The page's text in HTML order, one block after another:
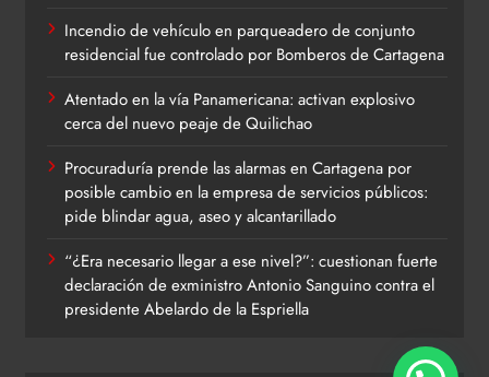
Incendio de vehículo en parqueadero de conjunto
residencial fue controlado por Bomberos de Cartagena
Atentado en la vía Panamericana: activan explosivo
cerca del nuevo peaje de Quilichao
Procuraduría prende las alarmas en Cartagena por
posible cambio en la empresa de servicios públicos:
pide blindar agua, aseo y alcantarillado
“¿Era necesario llegar a ese nivel?”: cuestionan fuerte
declaración de exministro Antonio Sanguino contra el
presidente Abelardo de la Espriella